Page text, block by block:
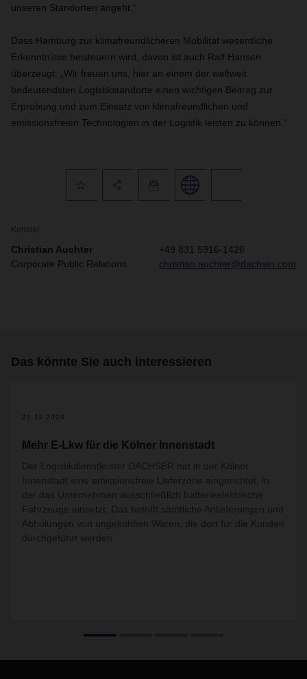
unseren Standorten angeht.“
Dass Hamburg zur klimafreundlicheren Mobilität wesentliche
Erkenntnisse beisteuern wird, davon ist auch Ralf Hansen
überzeugt: „Wir freuen uns, hier an einem der weltweit
bedeutendsten Logistikstandorte einen wichtigen Beitrag zur
Erprobung und zum Einsatz von klimafreundlichen und
emissionsfreien Technologien in der Logistik leisten zu können.“
Kontakt
Christian Auchter
Corporate Public Relations
+49 831 5916-1426
christian.auchter@dachser.com
Das könnte Sie auch interessieren
21.11.2024
Mehr E-Lkw für die Kölner Innenstadt
Der Logistikdienstleister DACHSER hat in der Kölner
Innenstadt eine emissionsfreie Lieferzone eingerichtet, in
der das Unternehmen ausschließlich batterieelektrische
Fahrzeuge einsetzt. Das betrifft sämtliche Anlieferungen und
Abholungen von ungekühlten Waren, die dort für die Kunden
durchgeführt werden.